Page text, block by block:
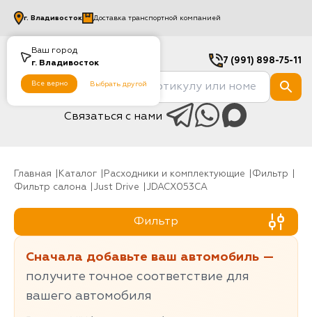
Ваш город
г. Владивосток
Все верно Выбрать другой
г. Владивосток Доставка транспортной компанией
7 (991) 898-75-11
Связаться с нами
Главная Каталог Расходники и комплектующие
фильтр
Фильтр салона
Just Drive JDACX053CA
Фильтр
Сначала добавьте ваш автомобиль —
получите точное соответствие для
вашего автомобиля